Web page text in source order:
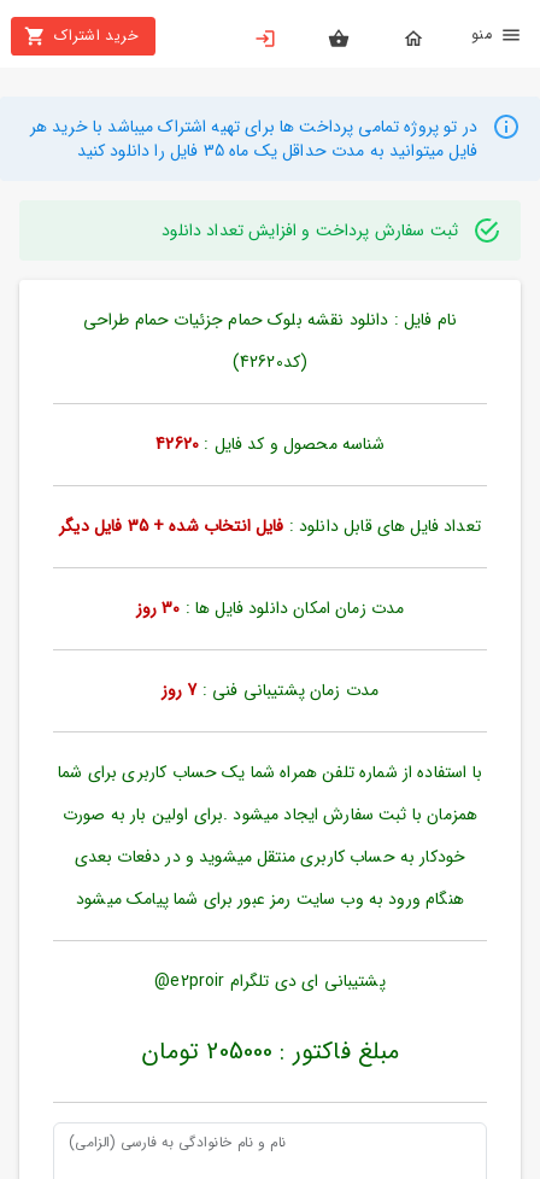
خرید اشتراک
بستن
محصولات
تهیه
راهنما
دانلود
ورود
به
بازیابی
رمز
مندی
ها
در تو پروژه تمامی پرداخت ها برای تهیه اشتراک میباشد با خرید هر
فایل میتوانید به مدت حداقل یک ماه 35 فایل را دانلود کنید
ثبت سفارش پرداخت و افزایش تعداد دانلود
نام فایل : دانلود نقشه بلوک حمام جزئیات حمام طراحی
(کد42620)
شناسه محصول و کد فایل : 42620
تعداد فایل های قابل دانلود : فایل انتخاب شده + 35 فایل دیگر
مدت زمان امکان دانلود فایل ها : 30 روز
مدت زمان پشتیبانی فنی :7 روز
با استفاده از شماره تلفن همراه شما یک حساب کاربری برای شما
همزمان با ثبت سفارش ایجاد میشود .برای اولین بار به صورت
خودکار به حساب کاربری منتقل میشوید و در دفعات بعدی
هنگام ورود به وب سایت رمز عبور برای شما پیامک میشود
پشتیبانی ای دی تلگرام e2proir@
مبلغ فاکتور : 205000 تومان
نام و نام خانوادگی به فارسی (الزامی)